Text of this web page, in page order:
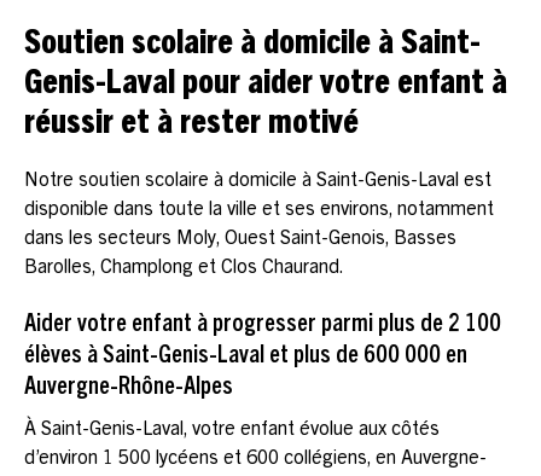
Soutien scolaire à domicile à Saint-
Genis-Laval pour aider votre enfant à
réussir et à rester motivé
Notre soutien scolaire à domicile à Saint-Genis-Laval est
disponible dans toute la ville et ses environs, notamment
dans les secteurs Moly, Ouest Saint-Genois, Basses
Barolles, Champlong et Clos Chaurand.
Aider votre enfant à progresser parmi plus de 2 100
élèves à Saint-Genis-Laval et plus de 600 000 en
Auvergne-Rhône-Alpes
À Saint-Genis-Laval, votre enfant évolue aux côtés
d’environ 1 500 lycéens et 600 collégiens, en Auvergne-